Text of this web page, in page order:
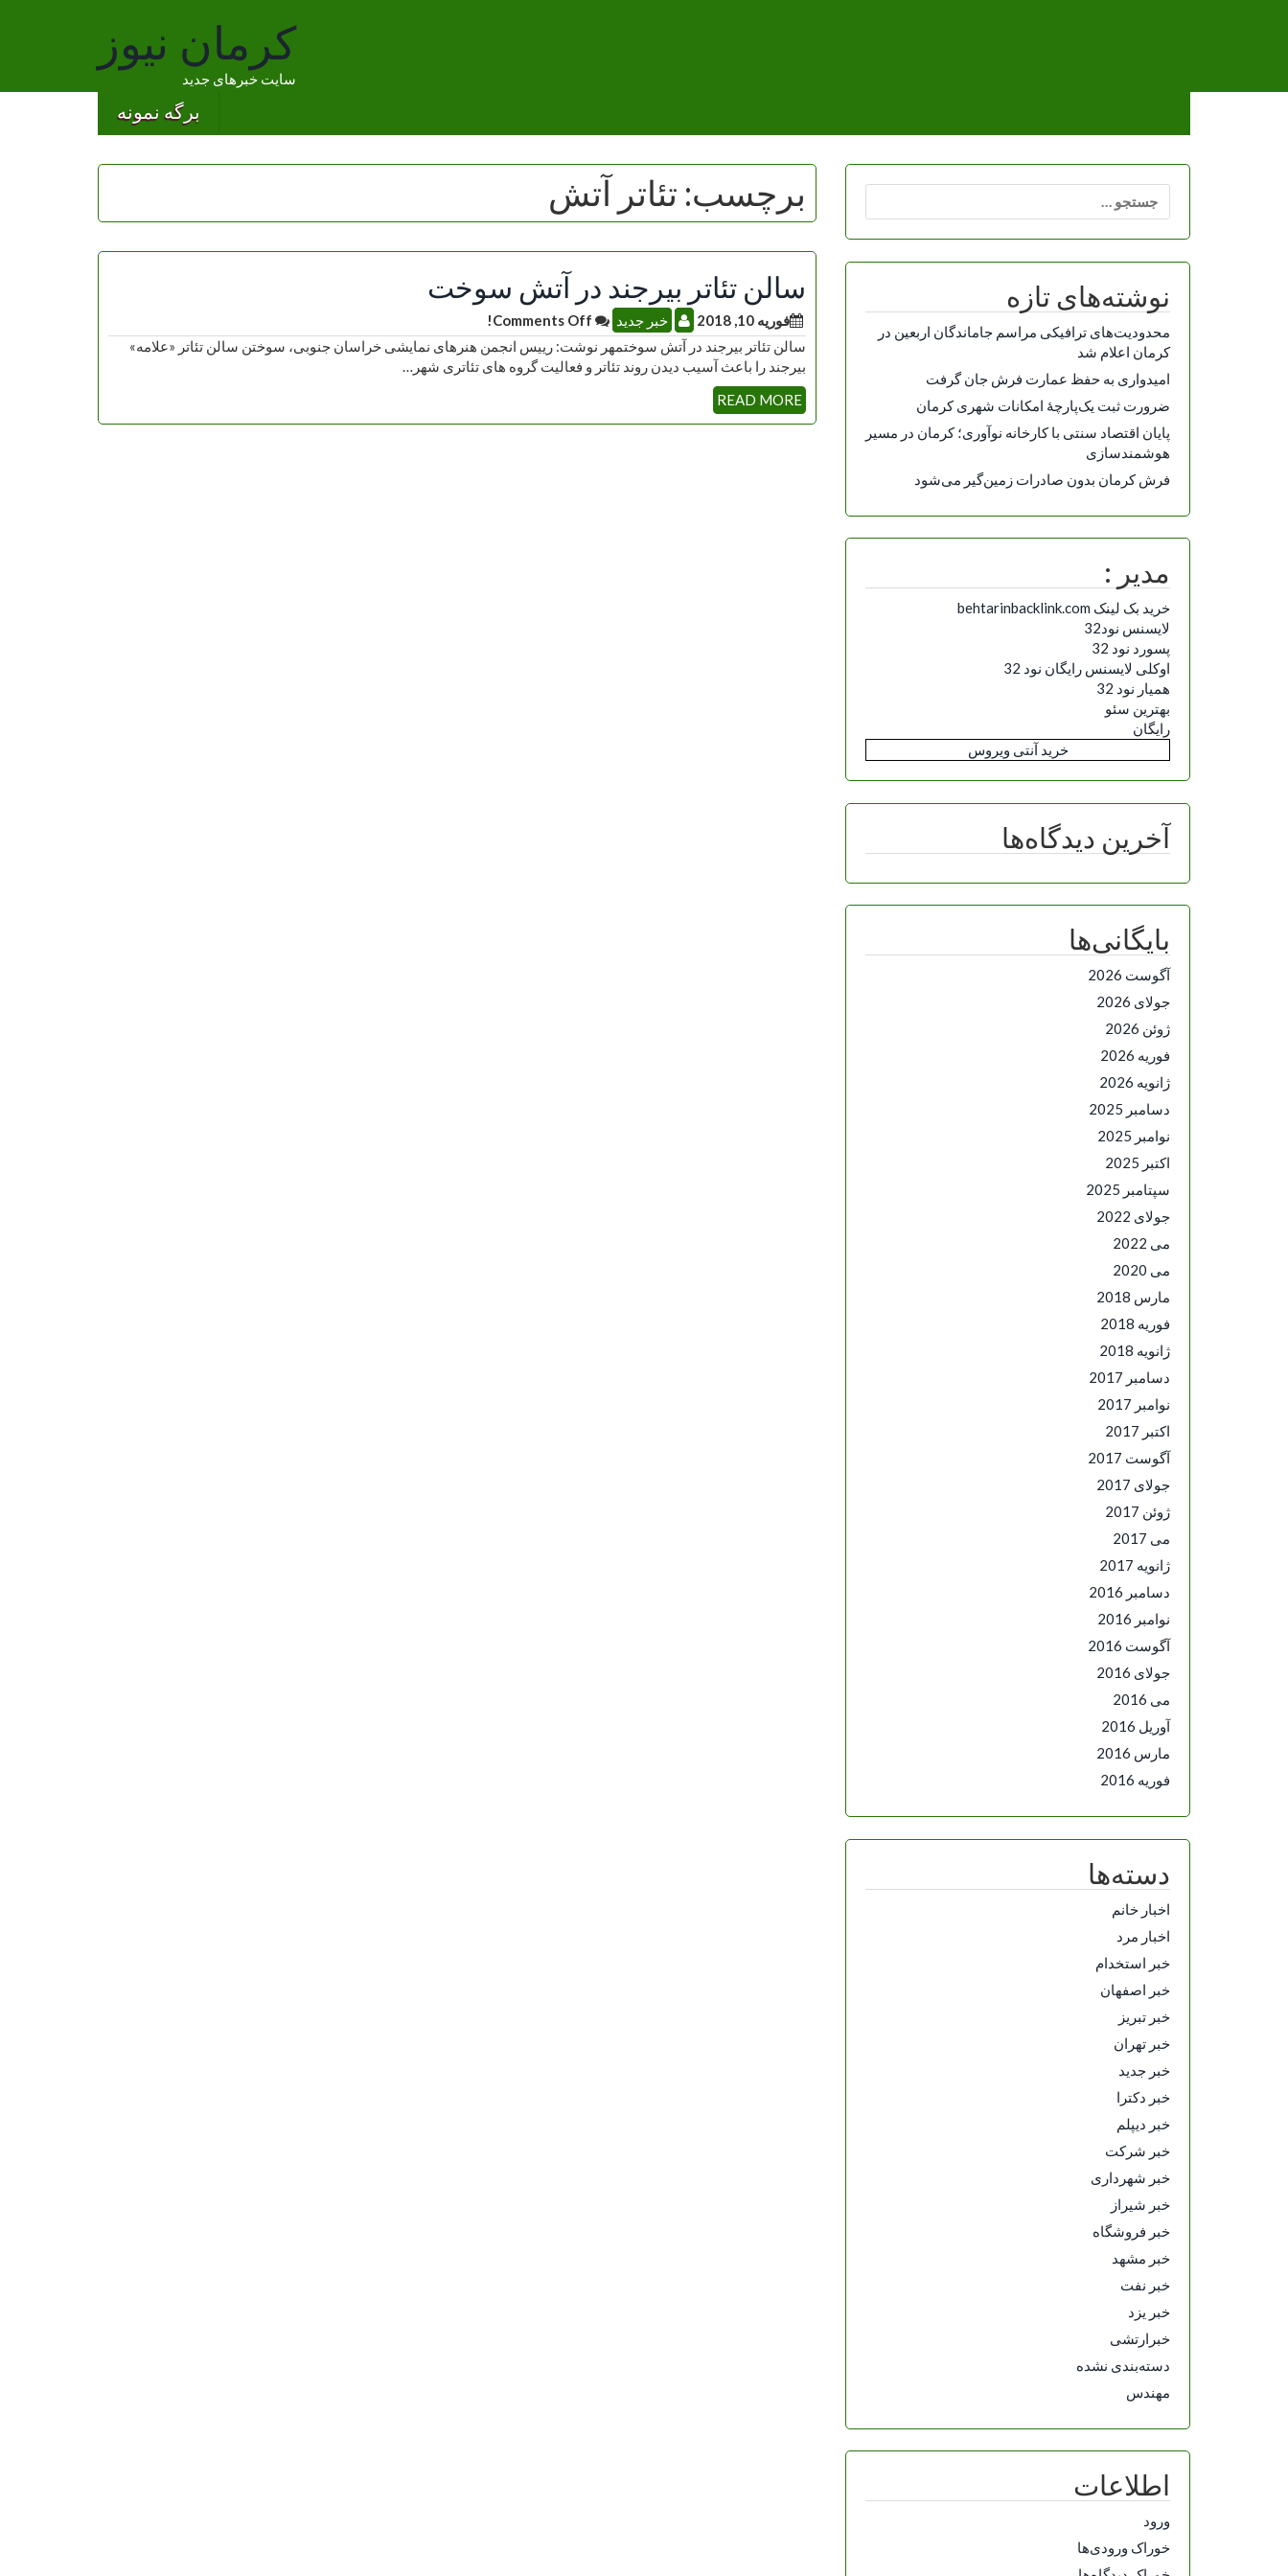
کرمان نیوز
سایت خبرهای جدید
برگه نمونه
برچسب: تئاتر آتش
سالن تئاتر بیرجند در آتش سوخت
فوریه 10, 2018 خبر جدید
سالن تئاتر بیرجند در آتش سوختمهر نوشت: رییس انجمن هنرهای نمایشی خراسان جنوبی، سوختن سالن تئاتر «علامه»
بیرجند را باعث آسیب دیدن روند تئاتر و فعالیت گروه های تئاتری شهر…
READ MORE
برای:
نوشته‌های تازه
محدودیت‌های ترافیکی مراسم جاماندگان اربعین در
کرمان اعلام شد
امیدواری به حفظ عمارت فرش جان گرفت
ضرورت ثبت یک‌پارچۀ امکانات شهری کرمان
پایان اقتصاد سنتی با کارخانه نوآوری؛ کرمان در مسیر
هوشمندسازی
فرش کرمان بدون صادرات زمین‌گیر می‌شود
مدیر :
خرید بک لینک behtarinbacklink.com
لایسنس نود32
پسورد نود 32
اوکلی لایسنس رایگان نود 32
همیار نود 32
بهترین سئو
رایگان
خرید آنتی ویروس
آخرین دیدگاه‌ها
بایگانی‌ها
آگوست 2026
جولای 2026
ژوئن 2026
فوریه 2026
ژانویه 2026
دسامبر 2025
نوامبر 2025
اکتبر 2025
سپتامبر 2025
جولای 2022
می 2022
می 2020
مارس 2018
فوریه 2018
ژانویه 2018
دسامبر 2017
نوامبر 2017
اکتبر 2017
آگوست 2017
جولای 2017
ژوئن 2017
می 2017
ژانویه 2017
دسامبر 2016
نوامبر 2016
آگوست 2016
جولای 2016
می 2016
آوریل 2016
مارس 2016
فوریه 2016
دسته‌ها
اخبار خانم
اخبار مرد
خبر استخدام
خبر اصفهان
خبر تبریز
خبر تهران
خبر جدید
خبر دکترا
خبر دیپلم
خبر شرکت
خبر شهرداری
خبر شیراز
خبر فروشگاه
خبر مشهد
خبر نفت
خبر یزد
خبرارتشی
دسته‌بندی نشده
مهندس
اطلاعات
ورود
خوراک ورودی‌ها